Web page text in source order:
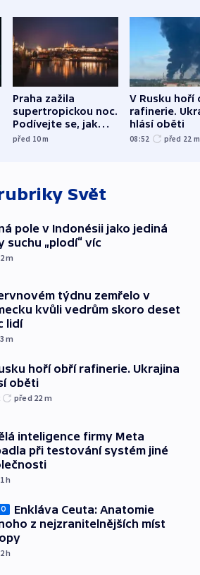
Praha zažila
supertropickou noc.
Podívejte se, jak
bylo u vás
před 10m
V Rusku hoří
rafinerie.
hlásí oběti
08:52 před 22 m
Svět
pole v Indonésii jako jediná
suchu „plodí“ víc
m
týdnu zemřelo v
kvůli vedrům skoro deset
lidí
m
hoří obří rafinerie. Ukrajina
oběti
před 22 m
inteligence firmy Meta
při testování systém jiné
h
Enkláva Ceuta: Anatomie
z nejzranitelnějších míst
h